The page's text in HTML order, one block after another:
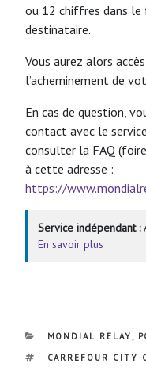
ou 12 chiffres dans le
destinataire.
Vous aurez alors
l’acheminement de
En cas de question,
contact avec le
consulter la FAQ
à cette adresse :
https://
Service indépendant :
En savoir plus
CATÉGORIES
MONDIAL RELAY ,
ÉTIQUETTES
CARREFOUR CITY